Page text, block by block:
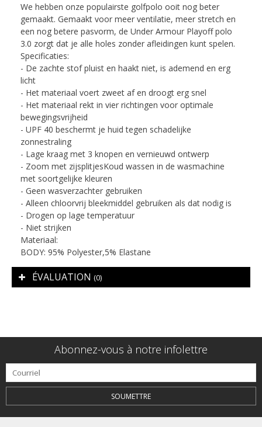
We hebben onze populairste golfpolo ooit nog beter
gemaakt. Gemaakt voor meer ventilatie, meer stretch en
een nog betere pasvorm, de Under Armour Playoff polo
3.0 zorgt dat je alle holes zonder afleidingen kunt spelen.
Specificaties:
- De zachte stof pluist en haakt niet, is ademend en erg
licht
- Het materiaal voert zweet af en droogt erg snel
- Het materiaal rekt in vier richtingen voor optimale
bewegingsvrijheid
- UPF 40 beschermt je huid tegen schadelijke
zonnestraling
- Lage kraag met 3 knopen en vernieuwd ontwerp
- Zoom met zijsplitjesKoud wassen in de wasmachine
met soortgelijke kleuren
- Geen wasverzachter gebruiken
- Alleen chloorvrij bleekmiddel gebruiken als dat nodig is
- Drogen op lage temperatuur
- Niet strijken
Materiaal:
BODY: 95% Polyester,5% Elastane
ÉVALUATION (0)
Abonnez-vous à notre infolettre
SOUMETTRE